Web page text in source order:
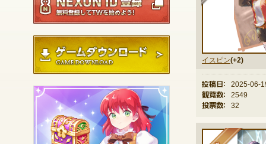
ゲームダウンロード
イスピン(+2)
投稿日：
2025-06-
観覧数：
2549
投票数：
32
★